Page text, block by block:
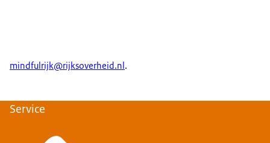
mindfulrijk@rijksoverheid.nl.
Service